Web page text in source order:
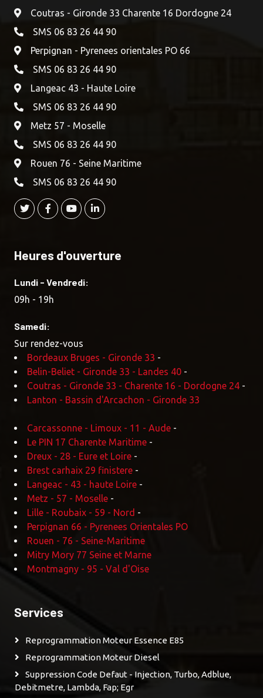
Coutras - Gironde 33 Charente 16 Dordogne 24
SMS 06 83 26 44 90
Perpignan - Pyrenees orientales PO 66
SMS 06 83 26 44 90
Langeac 43 - Haute Loire
SMS 06 83 26 44 90
Metz 57 - Moselle
SMS 06 83 26 44 90
Rouen 76 - Seine Maritime
SMS 06 83 26 44 90
Heures d'ouverture
Lundi - Vendredi:
09h - 19h
Samedi:
Sur rendez-vous
Bordeaux Bruges - Gironde 33 -
Belin-Beliet - Gironde 33 - Landes 40 -
Coutras - Gironde 33 - Charente 16 - Dordogne 24 -
Lanton - Bassin d'Arcachon - Gironde 33
Carcassonne - Limoux - 11 - Aude -
Le PIN 17 Charente Maritime -
Dreux - 28 - Eure et Loire -
Brest carhaix 29 finistere -
Langeac - 43 - haute Loire -
Metz - 57 - Moselle -
Lille - Roubaix - 59 - Nord -
Perpignan 66 - Pyrenees Orientales PO
Rouen - 76 - Seine-Maritime
Mitry Mory 77 Seine et Marne
Montmagny - 95 - Val d'Oise
Services
Reprogrammation Moteur Essence E85
Reprogrammation Moteur Diesel
Suppression Code Defaut - Injection, Turbo, Adblue,
Debitmetre, Lambda, Fap; Egr